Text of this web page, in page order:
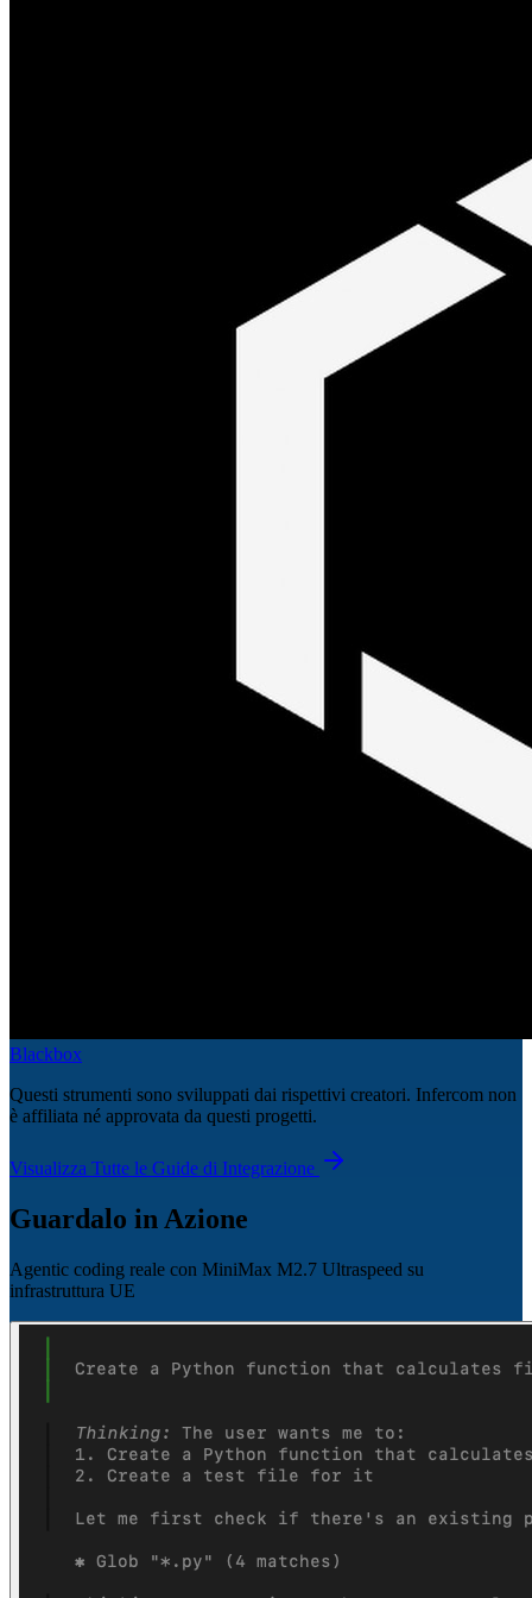
Blackbox
Questi strumenti sono sviluppati dai rispettivi creatori. Infercom non
è affiliata né approvata da questi progetti.
Visualizza Tutte le Guide di Integrazione
Guardalo in Azione
Agentic coding reale con MiniMax M2.7 Ultraspeed su
infrastruttura UE